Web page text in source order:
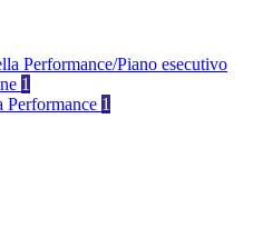
Performance/Piano esecutivo
1
Performance 1